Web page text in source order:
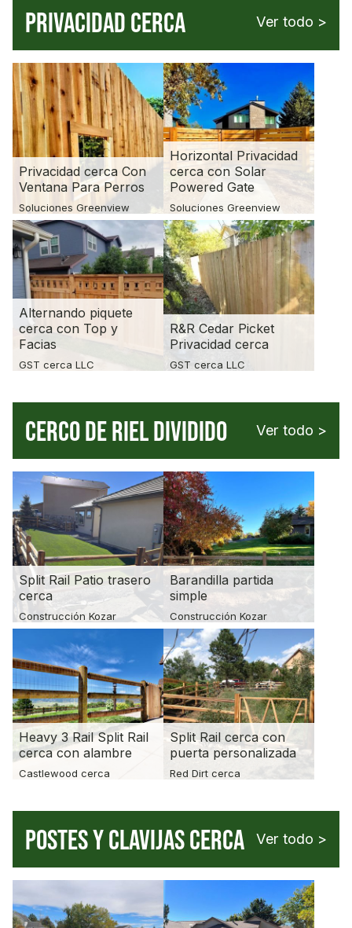
PRIVACIDAD CERCA Ver todo >
Privacidad cerca Con
Ventana Para Perros
Soluciones Greenview
Horizontal Privacidad
cerca con Solar
Powered Gate
Soluciones Greenview
Alternando piquete
cerca con Top y
Facias
GST cerca LLC
R&R Cedar Picket
Privacidad cerca
GST cerca LLC
CERCO DE RIEL DIVIDIDO Ver todo >
Split Rail Patio trasero
cerca
Construcción Kozar
Barandilla partida
simple
Construcción Kozar
Heavy 3 Rail Split Rail
cerca con alambre
Castlewood cerca
Split Rail cerca con
puerta personalizada
Red Dirt cerca
POSTES Y CLAVIJAS CERCA Ver todo >